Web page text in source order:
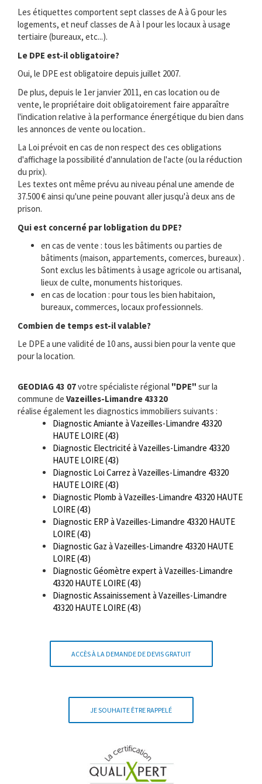
Les étiquettes comportent sept classes de A à G pour les
logements, et neuf classes de A à I pour les locaux à usage
tertiaire (bureaux, etc...).
Le DPE est-il obligatoire?
Oui, le DPE est obligatoire depuis juillet 2007.
De plus, depuis le 1er janvier 2011, en cas location ou de
vente, le propriétaire doit obligatoirement faire apparaître
l'indication relative à la performance énergétique du bien dans
les annonces de vente ou location..
La Loi prévoit en cas de non respect des ces obligations
d'affichage la possibilité d'annulation de l'acte (ou la réduction
du prix).
Les textes ont même prévu au niveau pénal une amende de
37.500 € ainsi qu'une peine pouvant aller jusqu'à deux ans de
prison.
Qui est concerné par lobligation du DPE?
en cas de vente : tous les bâtiments ou parties de
bâtiments (maison, appartements, comerces, bureaux) .
Sont exclus les bâtiments à usage agricole ou artisanal,
lieux de culte, monuments historiques.
en cas de location : pour tous les bien habitaion,
bureaux, commerces, locaux professionnels.
Combien de temps est-il valable?
Le DPE a une validité de 10 ans, aussi bien pour la vente que
pour la location.
GEODIAG 43 07votre spécialiste régional "DPE" sur la
commune de Vazeilles-Limandre 43320
réalise également les diagnostics immobiliers suivants :
Diagnostic Amiante à Vazeilles-Limandre 43320
HAUTE LOIRE (43)
Diagnostic Electricité à Vazeilles-Limandre 43320
HAUTE LOIRE (43)
Diagnostic Loi Carrez à Vazeilles-Limandre 43320
HAUTE LOIRE (43)
Diagnostic Plomb à Vazeilles-Limandre 43320 HAUTE
LOIRE (43)
Diagnostic ERP à Vazeilles-Limandre 43320 HAUTE
LOIRE (43)
Diagnostic Gaz à Vazeilles-Limandre 43320 HAUTE
LOIRE (43)
Diagnostic Géomètre expert à Vazeilles-Limandre
43320 HAUTE LOIRE (43)
Diagnostic Assainissement à Vazeilles-Limandre
43320 HAUTE LOIRE (43)
ACCÈS À LA DEMANDE DE DEVIS GRATUIT
JE SOUHAITE ÊTRE RAPPELÉ